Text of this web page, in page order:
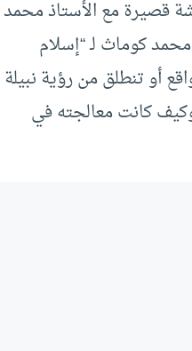
قصيرة مع الأستاذ محمد
كوماث لـ “إسلام
أو تنطلق من رؤية نبيلة
كانت معالجته في